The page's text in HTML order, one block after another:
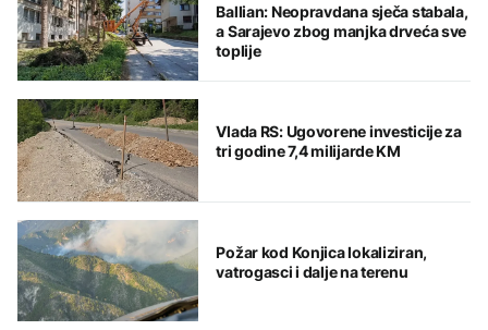
Ballian: Neopravdana sječa stabala,
a Sarajevo zbog manjka drveća sve
toplije
Vlada RS: Ugovorene investicije za
tri godine 7,4 milijarde KM
Požar kod Konjica lokaliziran,
vatrogasci i dalje na terenu